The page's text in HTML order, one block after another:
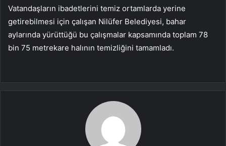
Vatandaşların ibadetlerini temiz ortamlarda yerine
getirebilmesi için çalışan Nilüfer Belediyesi, bahar
aylarında yürüttüğü bu çalışmalar kapsamında toplam 78
bin 75 metrekare halının temizliğini tamamladı.